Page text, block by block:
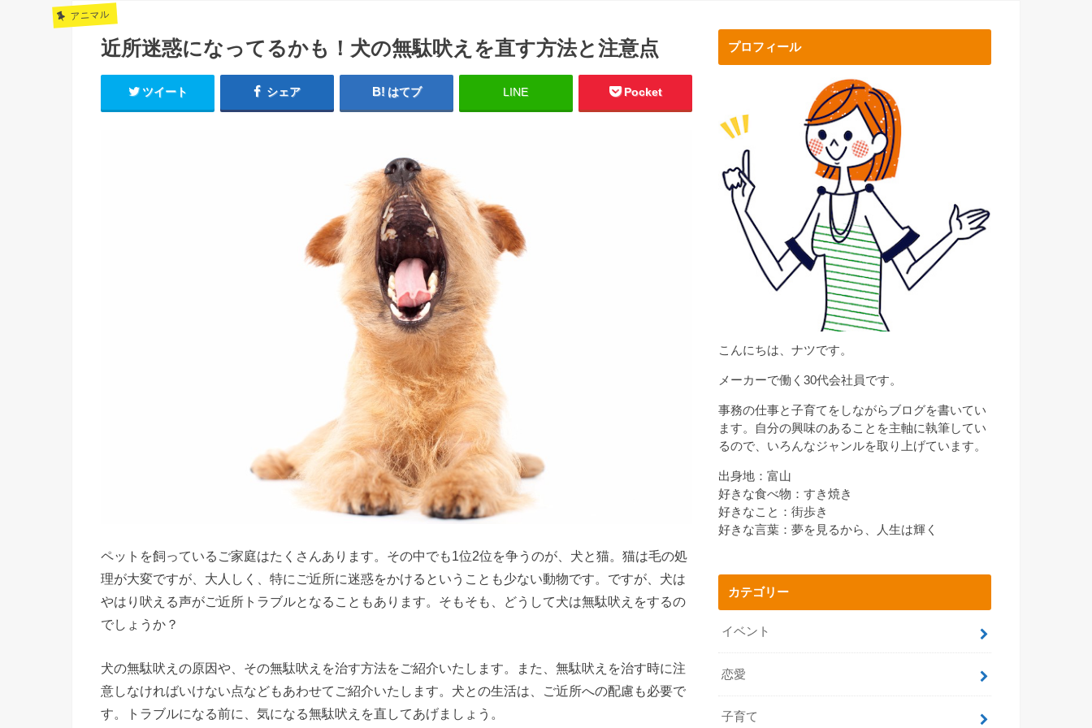
アニマル
近所迷惑になってるかも！犬の無駄吠えを直す方法と注意点
ツイート シェア はてブ LINE Pocket
ペットを飼っているご家庭はたくさんあります。その中でも1位2位を争うのが、犬と猫。猫は毛の処
理が大変ですが、大人しく、特にご近所に迷惑をかけるということも少ない動物です。ですが、犬は
やはり吠える声がご近所トラブルとなることもあります。そもそも、どうして犬は無駄吠えをするの
でしょうか？
犬の無駄吠えの原因や、その無駄吠えを治す方法をご紹介いたします。また、無駄吠えを治す時に注
意しなければいけない点などもあわせてご紹介いたします。犬との生活は、ご近所への配慮も必要で
す。トラブルになる前に、気になる無駄吠えを直してあげましょう。
プロフィール
こんにちは、ナツです。
メーカーで働く30代会社員です。
事務の仕事と子育てをしながらブログを書いてい
ます。自分の興味のあることを主軸に執筆してい
るので、いろんなジャンルを取り上げています。
出身地：富山
好きな食べ物：すき焼き
好きなこと：街歩き
好きな言葉：夢を見るから、人生は輝く
カテゴリー
イベント
恋愛
子育て